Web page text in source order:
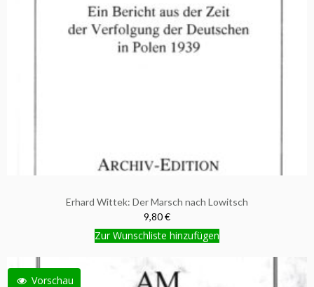
Erhard Wittek: Der Marsch nach Lowitsch
9,80 €
Zur Wunschliste hinzufügen
Vorschau